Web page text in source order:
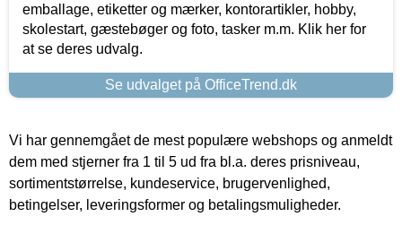
emballage, etiketter og mærker, kontorartikler, hobby,
skolestart, gæstebøger og foto, tasker m.m. Klik her for
at se deres udvalg.
Se udvalget på OfficeTrend.dk
Vi har gennemgået de mest populære webshops og anmeldt
dem med stjerner fra 1 til 5 ud fra bl.a. deres prisniveau,
sortimentstørrelse, kundeservice, brugervenlighed,
betingelser, leveringsformer og betalingsmuligheder.